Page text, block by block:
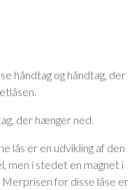
EGETRÆ
NÆR DIG
håndtag og håndtag, der
der hænger ned.
lås er en udvikling af den
men i stedet en magnet i
for disse låse er